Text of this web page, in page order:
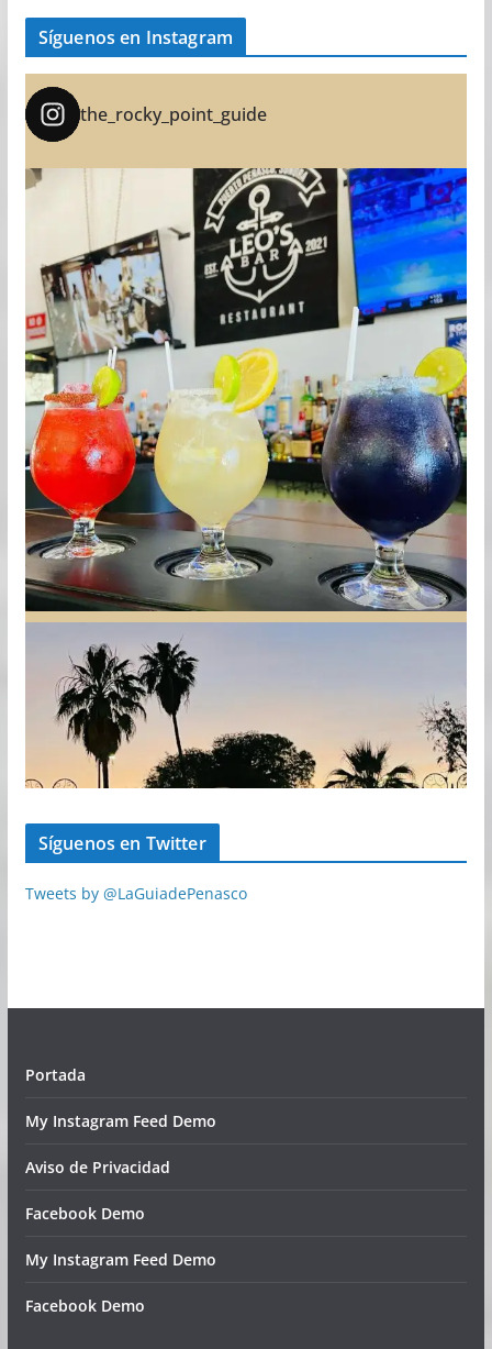
Síguenos en Instagram
the_rocky_point_guide
Síguenos en Twitter
Tweets by @LaGuiadePenasco
Portada
My Instagram Feed Demo
Aviso de Privacidad
Facebook Demo
My Instagram Feed Demo
Facebook Demo